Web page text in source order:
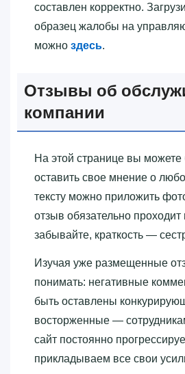
составлен корректно.
образец жалобы на
можно здесь.
Отзывы об
компании
На этой странице вы можете
оставить свое мнение о
тексту можно приложить
отзыв обязательно
забывайте, краткость —
Изучая уже размещенные
понимать: негативные
быть оставлены
восторженные —
сайт постоянно
прикладываем все свои